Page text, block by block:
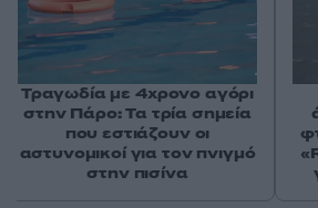
Τραγωδία με 4χρονο αγόρι
στην Πάρο: Τα τρία σημεία
που εστιάζουν οι
αστυνομικοί για τον πνιγμό
στην πισίνα